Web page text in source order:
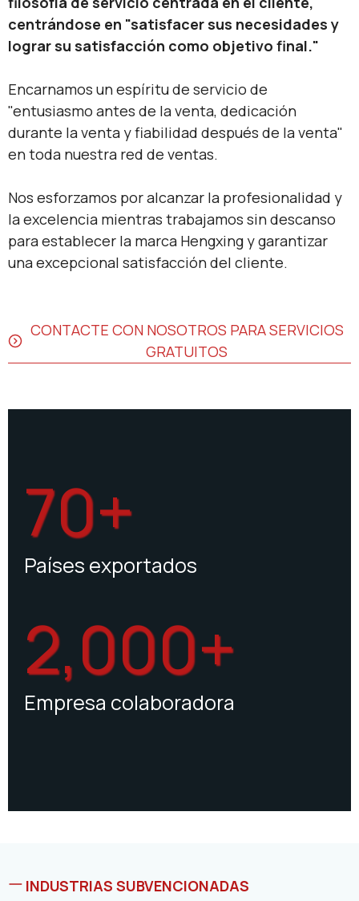
70+
Países exportados
2,000+
Empresa colaboradora
centrándose en "satisfacer sus necesidades y
lograr su satisfacción como objetivo final."
Encarnamos un espíritu de servicio de
"entusiasmo antes de la venta, dedicación
durante la venta y fiabilidad después de la venta"
en toda nuestra red de ventas.
Nos esforzamos por alcanzar la profesionalidad y
la excelencia mientras trabajamos sin descanso
para establecer la marca Hengxing y garantizar
una excepcional satisfacción del cliente.
CONTACTE CON NOSOTROS PARA SERVICIOS
GRATUITOS
INDUSTRIAS SUBVENCIONADAS